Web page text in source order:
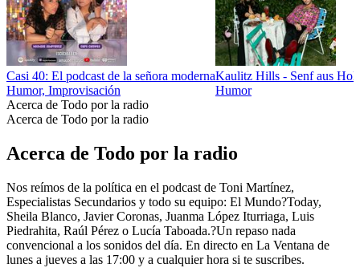
Casi 40: El podcast de la señora moderna
Humor, Improvisación
Kaulitz Hills - Senf aus
Humor
Acerca de Todo por la radio
Acerca de Todo por la radio
Acerca de Todo por la radio
Nos reímos de la política en el podcast de Toni Martínez,
Especialistas Secundarios y todo su equipo: El Mundo?Today,
Sheila Blanco, Javier Coronas, Juanma López Iturriaga, Luis
Piedrahita, Raúl Pérez o Lucía Taboada.?Un repaso nada
convencional a los sonidos del día. En directo en La Ventana de
lunes a jueves a las 17:00 y a cualquier hora si te suscribes.